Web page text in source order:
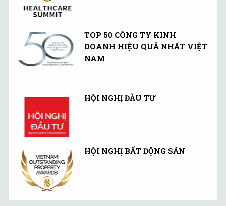
TOP 50 CÔNG TY KINH
DOANH HIỆU QUẢ NHẤT VIỆT
NAM
HỘI NGHỊ ĐẦU TƯ
HỘI NGHỊ BẤT ĐỘNG SẢN